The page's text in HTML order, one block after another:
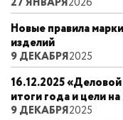
Новые правила
изделий
9 ДЕКАБРЯ2025
16.12.2025
итоги года и цели
9 ДЕКАБРЯ2025